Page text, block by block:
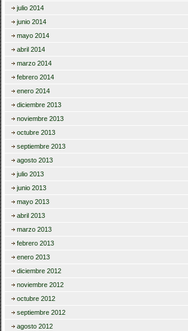
julio 2014
junio 2014
mayo 2014
abril 2014
marzo 2014
febrero 2014
enero 2014
diciembre 2013
noviembre 2013
octubre 2013
septiembre 2013
agosto 2013
julio 2013
junio 2013
mayo 2013
abril 2013
marzo 2013
febrero 2013
enero 2013
diciembre 2012
noviembre 2012
octubre 2012
septiembre 2012
agosto 2012